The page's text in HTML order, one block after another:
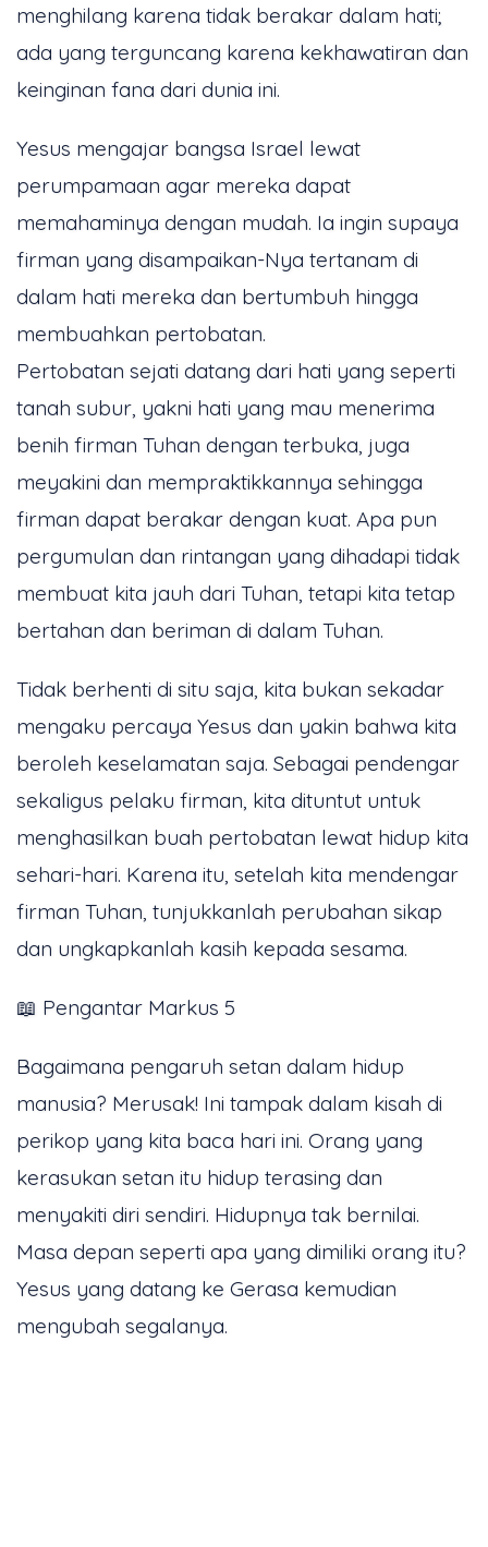
menghilang karena tidak berakar dalam hati;
ada yang terguncang karena kekhawatiran dan
keinginan fana dari dunia ini.
Yesus mengajar bangsa Israel lewat
perumpamaan agar mereka dapat
memahaminya dengan mudah. Ia ingin supaya
firman yang disampaikan-Nya tertanam di
dalam hati mereka dan bertumbuh hingga
membuahkan pertobatan.
Pertobatan sejati datang dari hati yang seperti
tanah subur, yakni hati yang mau menerima
benih firman Tuhan dengan terbuka, juga
meyakini dan mempraktikkannya sehingga
firman dapat berakar dengan kuat. Apa pun
pergumulan dan rintangan yang dihadapi tidak
membuat kita jauh dari Tuhan, tetapi kita tetap
bertahan dan beriman di dalam Tuhan.
Tidak berhenti di situ saja, kita bukan sekadar
mengaku percaya Yesus dan yakin bahwa kita
beroleh keselamatan saja. Sebagai pendengar
sekaligus pelaku firman, kita dituntut untuk
menghasilkan buah pertobatan lewat hidup kita
sehari-hari. Karena itu, setelah kita mendengar
firman Tuhan, tunjukkanlah perubahan sikap
dan ungkapkanlah kasih kepada sesama.
📖 Pengantar Markus 5
Bagaimana pengaruh setan dalam hidup
manusia? Merusak! Ini tampak dalam kisah di
perikop yang kita baca hari ini. Orang yang
kerasukan setan itu hidup terasing dan
menyakiti diri sendiri. Hidupnya tak bernilai.
Masa depan seperti apa yang dimiliki orang itu?
Yesus yang datang ke Gerasa kemudian
mengubah segalanya.